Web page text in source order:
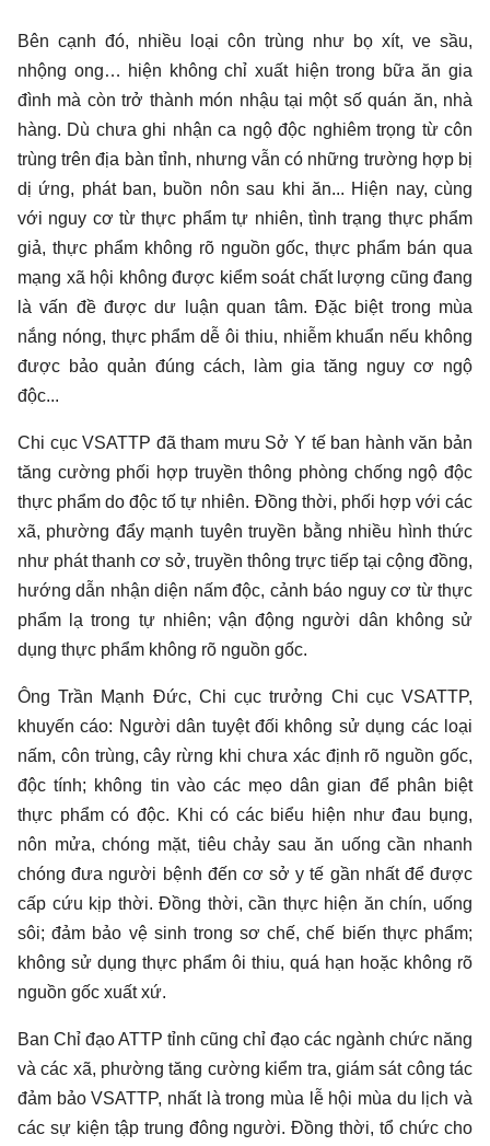
Bên cạnh đó, nhiều loại côn trùng như bọ xít, ve sầu,
nhộng ong… hiện không chỉ xuất hiện trong bữa ăn gia
đình mà còn trở thành món nhậu tại một số quán ăn, nhà
hàng. Dù chưa ghi nhận ca ngộ độc nghiêm trọng từ côn
trùng trên địa bàn tỉnh, nhưng vẫn có những trường hợp bị
dị ứng, phát ban, buồn nôn sau khi ăn... Hiện nay, cùng
với nguy cơ từ thực phẩm tự nhiên, tình trạng thực phẩm
giả, thực phẩm không rõ nguồn gốc, thực phẩm bán qua
mạng xã hội không được kiểm soát chất lượng cũng đang
là vấn đề được dư luận quan tâm. Đặc biệt trong mùa
nắng nóng, thực phẩm dễ ôi thiu, nhiễm khuẩn nếu không
được bảo quản đúng cách, làm gia tăng nguy cơ ngộ
độc...
Chi cục VSATTP đã tham mưu Sở Y tế ban hành văn bản
tăng cường phối hợp truyền thông phòng chống ngộ độc
thực phẩm do độc tố tự nhiên. Đồng thời, phối hợp với các
xã, phường đẩy mạnh tuyên truyền bằng nhiều hình thức
như phát thanh cơ sở, truyền thông trực tiếp tại cộng đồng,
hướng dẫn nhận diện nấm độc, cảnh báo nguy cơ từ thực
phẩm lạ trong tự nhiên; vận động người dân không sử
dụng thực phẩm không rõ nguồn gốc.
Ông Trần Mạnh Đức, Chi cục trưởng Chi cục VSATTP,
khuyến cáo: Người dân tuyệt đối không sử dụng các loại
nấm, côn trùng, cây rừng khi chưa xác định rõ nguồn gốc,
độc tính; không tin vào các mẹo dân gian để phân biệt
thực phẩm có độc. Khi có các biểu hiện như đau bụng,
nôn mửa, chóng mặt, tiêu chảy sau ăn uống cần nhanh
chóng đưa người bệnh đến cơ sở y tế gần nhất để được
cấp cứu kịp thời. Đồng thời, cần thực hiện ăn chín, uống
sôi; đảm bảo vệ sinh trong sơ chế, chế biến thực phẩm;
không sử dụng thực phẩm ôi thiu, quá hạn hoặc không rõ
nguồn gốc xuất xứ.
Ban Chỉ đạo ATTP tỉnh cũng chỉ đạo các ngành chức năng
và các xã, phường tăng cường kiểm tra, giám sát công tác
đảm bảo VSATTP, nhất là trong mùa lễ hội mùa du lịch và
các sự kiện tập trung đông người. Đồng thời, tổ chức cho